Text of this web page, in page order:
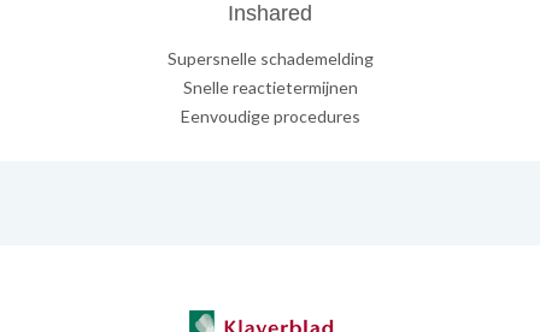
Inshared
Supersnelle schademelding
Snelle reactietermijnen
Eenvoudige procedures